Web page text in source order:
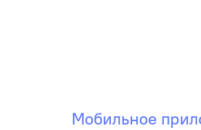
Мобильное